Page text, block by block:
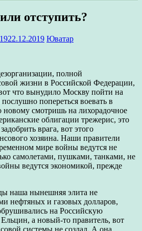
отступить?
22.12.2019 Юватар
полной
жизни в Российской Федерации,
что вынудило Москву пойти на
попереться воевать в
смотришь на лихорадочное
облигации трежерис, это
врага, вот этого
хозяина. Наши правители
мире войны ведутся не
самолетами, пушками, танками, не
ведутся экономикой, прежде
нынешняя элита не
нефтяных и газовых долларов,
на Российскую
а новый-то правитель, вот
системы не создал. А она